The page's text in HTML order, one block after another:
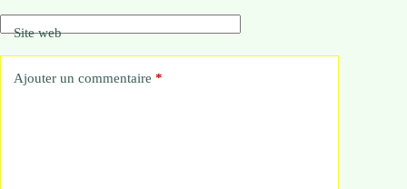
Site web
Ajouter un commentaire *